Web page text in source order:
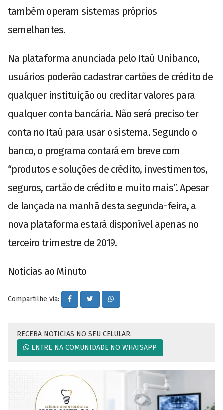
também operam sistemas próprios
semelhantes.
Na plataforma anunciada pelo Itaú Unibanco,
usuários poderão cadastrar cartões de crédito de
qualquer instituição ou creditar valores para
qualquer conta bancária. Não será preciso ter
conta no Itaú para usar o sistema. Segundo o
banco, o programa contará em breve com
“produtos e soluções de crédito, investimentos,
seguros, cartão de crédito e muito mais”. Apesar
de lançada na manhã desta segunda-feira, a
nova plataforma estará disponível apenas no
terceiro trimestre de 2019.
Noticias ao Minuto
Compartilhe via:
RECEBA NOTICIAS NO SEU CELULAR.
ENTRE NA COMUNIDADE NO WHATSAPP